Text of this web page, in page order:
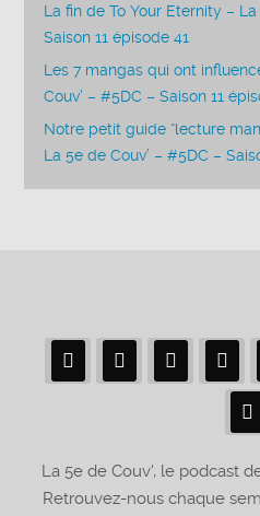
La fin de To Your Eternity –
Saison 11 épisode 41
Les 7 mangas qui ont
Couv’ – #5DC – Saison 11
Notre petit guide “lecture
La 5e de Couv’ – #5DC –
La 5e de Couv', le podcast
Retrouvez-nous chaque